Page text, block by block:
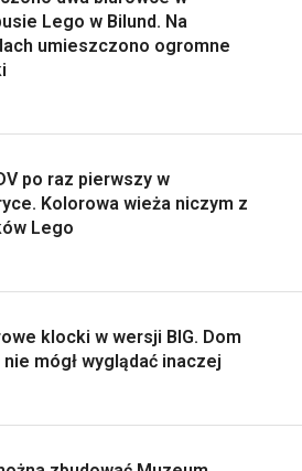
Lego w Bilund. Na
umieszczono ogromne
po raz pierwszy w
Kolorowa wieża niczym z
Lego
klocki w wersji BIG. Dom
mógł wyglądać inaczej